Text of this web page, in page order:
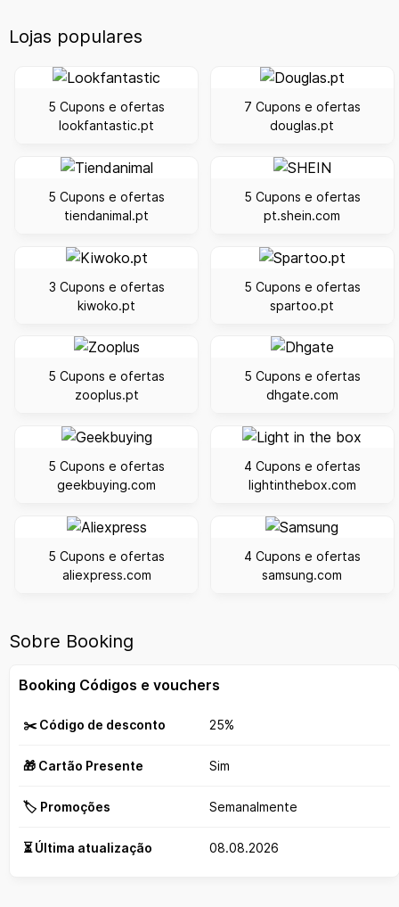
Lojas populares
5 Cupons e ofertas
lookfantastic.pt
7 Cupons e ofertas
douglas.pt
5 Cupons e ofertas
tiendanimal.pt
5 Cupons e ofertas
pt.shein.com
3 Cupons e ofertas
kiwoko.pt
5 Cupons e ofertas
spartoo.pt
5 Cupons e ofertas
zooplus.pt
5 Cupons e ofertas
dhgate.com
5 Cupons e ofertas
geekbuying.com
4 Cupons e ofertas
lightinthebox.com
5 Cupons e ofertas
aliexpress.com
4 Cupons e ofertas
samsung.com
Sobre Booking
Booking Códigos e vouchers
✂️ Código de desconto 25%
🎁 Cartão Presente Sim
🏷️ Promoções Semanalmente
⏳ Última atualização 08.08.2026